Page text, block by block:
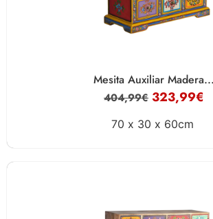
Mesita Auxiliar Madera...
404,99€ 323,99€
70 x 30 x 60cm